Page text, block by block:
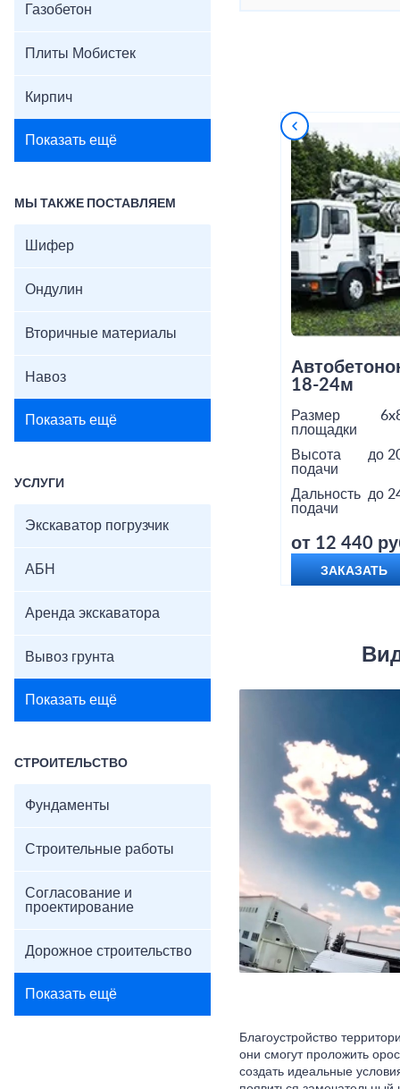
Газобетон
Плиты Мобистек
Кирпич
Показать ещё
МЫ ТАКЖЕ ПОСТАВЛЯЕМ
Шифер
Ондулин
Вторичные материалы
Навоз
Показать ещё
УСЛУГИ
Экскаватор погрузчик
АБН
Аренда экскаватора
Вывоз грунта
Показать ещё
СТРОИТЕЛЬСТВО
Фундаменты
Строительные работы
Согласование и
проектирование
Дорожное строительство
Показать ещё
18-24м
Размер
площадки
Высота
подачи
до
Дальность
подачи
до
от 12 440
ЗАКАЗАТЬ
Благоустройство
они смогут проложить
создать идеальные